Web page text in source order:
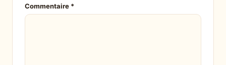
Commentaire *